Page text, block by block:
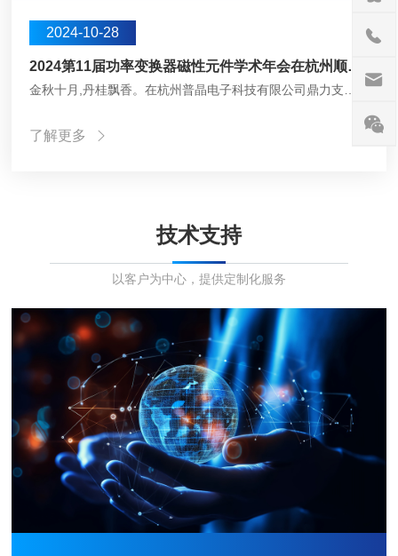
2024-10-28
2024第11届功率变换器磁性元件学术年会在杭州顺利召开
了解更多 
技术支持
以客户为中心，提供定制化服务


